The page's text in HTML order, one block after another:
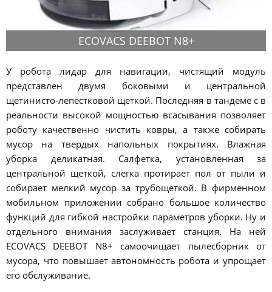
ECOVACS DEEBOT N8+
У робота лидар для навигации, чистящий модуль
представлен двумя боковыми и центральной
щетинисто-лепестковой щеткой. Последняя в тандеме с в
реальности высокой мощностью всасывания позволяет
роботу качественно чистить ковры, а также собирать
мусор на твердых напольных покрытиях. Влажная
уборка деликатная. Салфетка, установленная за
центральной щеткой, слегка протирает пол от пыли и
собирает мелкий мусор за трубощеткой. В фирменном
мобильном приложении собрано большое количество
функций для гибкой настройки параметров уборки. Ну и
отдельного внимания заслуживает станция. На ней
ECOVACS DEEBOT N8+ самоочищает пылесборник от
мусора, что повышает автономность робота и упрощает
его обслуживание.